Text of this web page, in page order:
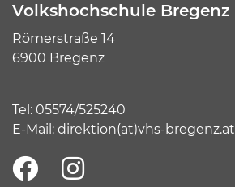
Volkshochschule Bregenz
Römerstraße 14
6900 Bregenz
Tel: 05574/525240
E-Mail: direktion(at)vhs-bregenz.at